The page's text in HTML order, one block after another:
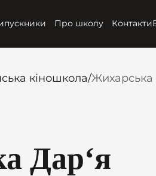
Про школу Контакти
кіношкола/Жихарська
Дар‘я